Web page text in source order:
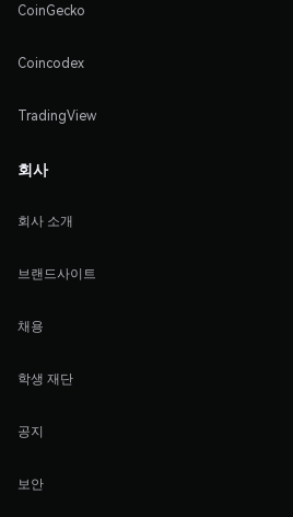
CoinGecko
Coincodex
TradingView
회사
회사 소개
브랜드사이트
채용
학생 재단
공지
보안